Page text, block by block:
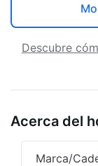
Descubre
Acerca del
Marca/